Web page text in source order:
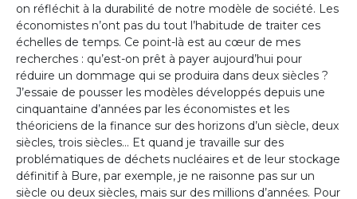
on réfléchit à la durabilité de notre modèle de société. Les
économistes n’ont pas du tout l’habitude de traiter ces
échelles de temps. Ce point-là est au cœur de mes
recherches : qu’est-on prêt à payer aujourd’hui pour
réduire un dommage qui se produira dans deux siècles ?
J’essaie de pousser les modèles développés depuis une
cinquantaine d’années par les économistes et les
théoriciens de la finance sur des horizons d’un siècle, deux
siècles, trois siècles… Et quand je travaille sur des
problématiques de déchets nucléaires et de leur stockage
définitif à Bure, par exemple, je ne raisonne pas sur un
siècle ou deux siècles, mais sur des millions d’années. Pour